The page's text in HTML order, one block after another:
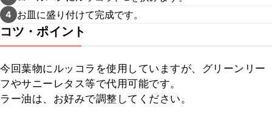
4 お皿に盛り付けて完成です。
コツ・ポイント
今回葉物にルッコラを使用していますが、グリーンリー
フやサニーレタス等で代用可能です。
ラー油は、お好みで調整してください。